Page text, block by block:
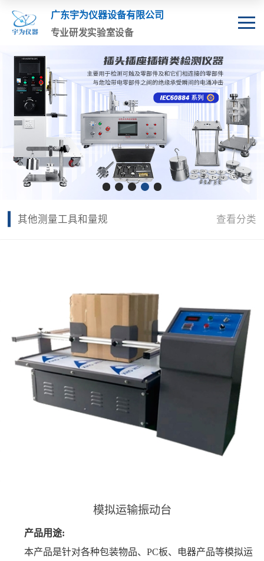
广东宇为仪器设备有限公司
专业研发实验室设备
其他测量工具和量规 查看分类
模拟运输振动台
产品用途:
本产品是针对各种包装物品、PC板、电器产品等模拟运